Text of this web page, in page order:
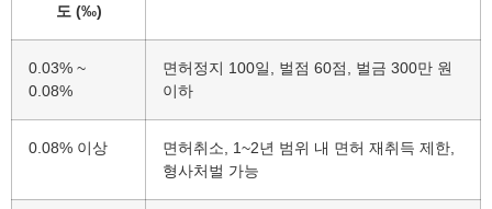
도 (‰)
0.03% ~
0.08%
면허정지 100일, 벌점 60점, 벌금 300만 원
이하
0.08% 이상
면허취소, 1~2년 범위 내 면허 재취득 제한,
형사처벌 가능